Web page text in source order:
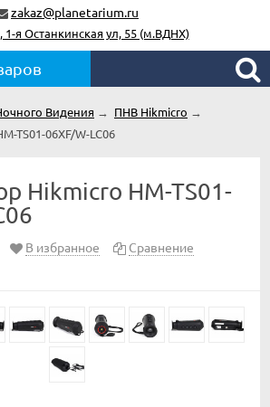
zakaz@planetarium.ru
1-я Останкинская ул, 55 (м.ВДНХ)
Видения → ПНВ Hikmicro →
TS01-06XF/W-LC06
Hikmicro HM-TS01-
В избранное Сравнение